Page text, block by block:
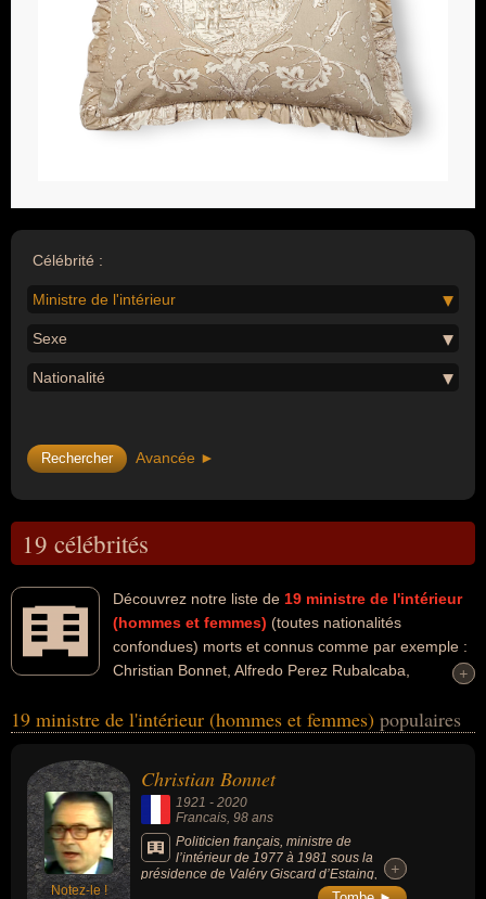
Célébrité :
Ministre de l'intérieur
Sexe
Nationalité
Avancée ►
19 célébrités
Découvrez notre liste de 19 ministre de l'intérieur
(hommes et femmes) (toutes nationalités
confondues) morts et connus comme par exemple :
Christian Bonnet, Alfredo Perez Rubalcaba,
Mandel, Denys Monastyrsky, Paul Quilès, Gérard Collomb, Philippe
les domaines de la politique, du parti socialiste, de la politique de
gauche, de la politique de droite, du gotha, de l'histoire, de l'ump,
de la guerre, du journalisme ou de la justice. Ces célébrités
peuvent également avoir été député, homme d'état, maire,
ministre, secrétaire d'état, sénateur, homme politique, ministre de
l'éducation, président d'un parti politique, ministre des finances,
+
+
19 ministre de l'intérieur (hommes et femmes) populaires
Notez-le !
Christian Bonnet
1921 - 2020
Francais, 98 ans
Politicien français, ministre de
l’intérieur de 1977 à 1981 sous la
présidence de Valéry Giscard d’Estaing,
député du Morbihan pendant 18 ans de
+
+